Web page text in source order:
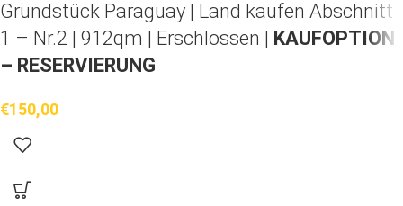
Grundstück Paraguay | Land kaufen Abschnitt
1 – Nr.2 | 912qm | Erschlossen | KAUFOPTION
– RESERVIERUNG
€150,00